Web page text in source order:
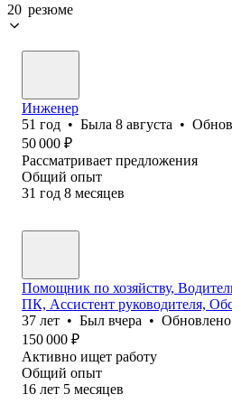
20 резюме
Инженер
51 год • Была 8 августа •
50 000 ₽
Рассматривает предложения
Общий опыт
31 год 8 месяцев
Помощник по хозяйству,
ПК, Ассистент руководителя,
37 лет • Был вчера • Обновлено
150 000 ₽
Активно ищет работу
Общий опыт
16 лет 5 месяцев